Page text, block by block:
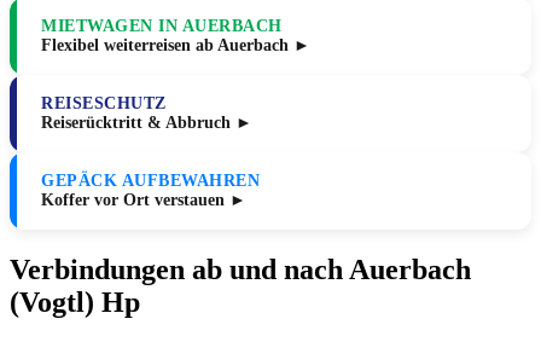
MIETWAGEN IN AUERBACH
Flexibel weiterreisen ab Auerbach ►
REISESCHUTZ
Reiserücktritt & Abbruch ►
GEPÄCK AUFBEWAHREN
Koffer vor Ort verstauen ►
Verbindungen ab und nach Auerbach
(Vogtl) Hp